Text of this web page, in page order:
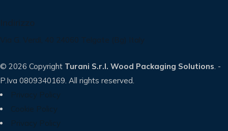
© 2026 Copyright Turani S.r.l. Wood Packaging Solutions. -
P.Iva 0809340169. All rights reserved.
Privacy Policy
Cookie Policy
Privacy Policy